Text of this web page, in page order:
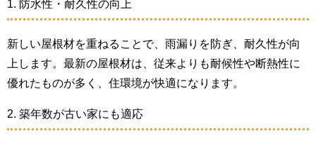
1. 防水性・耐久性の向上
新しい屋根材を重ねることで、雨漏りを防ぎ、耐久性が向
上します。最新の屋根材は、従来よりも耐候性や断熱性に
優れたものが多く、住環境が快適になります。
2. 築年数が古い家にも適応